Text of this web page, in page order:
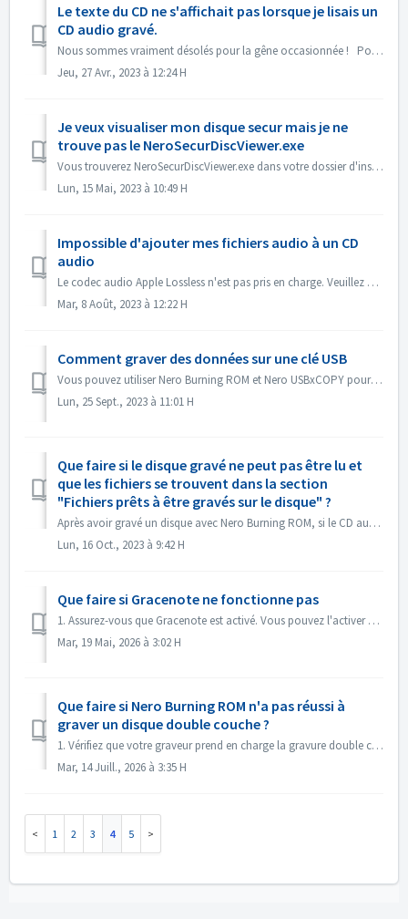
Le texte du CD ne s'affichait pas lorsque je lisais un
CD audio gravé.
Nous sommes vraiment désolés pour la gêne occasionnée ! Pourriez-vous lire le CD avec Nero MediaHome et vérifier les métadonnées ? Vos lecteurs doivent pr...
Jeu, 27 Avr., 2023 à 12:24 H
Je veux visualiser mon disque secur mais je ne
trouve pas le NeroSecurDiscViewer.exe
Vous trouverez NeroSecurDiscViewer.exe dans votre dossier d'installation, quelque chose comme : C:\NProgrammes (x86)\NNero\N 2023\NNero Burning ROM\NSec...
Lun, 15 Mai, 2023 à 10:49 H
Impossible d'ajouter mes fichiers audio à un CD
audio
Le codec audio Apple Lossless n'est pas pris en charge. Veuillez vérifier le codec audio de vos fichiers. Ou envoyez-les nous pour vérification.
Mar, 8 Août, 2023 à 12:22 H
Comment graver des données sur une clé USB
Vous pouvez utiliser Nero Burning ROM et Nero USBxCOPY pour graver des données sur des clés/cartes USB. Dans Nero Burning ROM, 'Raspberry Pi OS' et ...
Lun, 25 Sept., 2023 à 11:01 H
Que faire si le disque gravé ne peut pas être lu et
que les fichiers se trouvent dans la section
"Fichiers prêts à être gravés sur le disque" ?
Après avoir gravé un disque avec Nero Burning ROM, si le CD audio ne peut pas être lu avec un lecteur CD, ouvrez le disque dans l'Explorateur Windows po...
Lun, 16 Oct., 2023 à 9:42 H
Que faire si Gracenote ne fonctionne pas
1. Assurez-vous que Gracenote est activé. Vous pouvez l'activer dans le menu « Fichier -> Options -> Base de données », en cochant l'option « ...
Mar, 19 Mai, 2026 à 3:02 H
Que faire si Nero Burning ROM n'a pas réussi à
graver un disque double couche ?
1. Vérifiez que votre graveur prend en charge la gravure double couche. 2. Réduisez la vitesse de gravure : une gravure à grande vitesse peut entraîner...
Mar, 14 Juill., 2026 à 3:35 H
1 2 3 4 5